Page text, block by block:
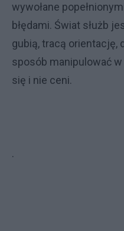
wywołane
błędami. Świat służb
gubią, tracą orientację,
sposób manipulować
się i nie ceni.
.